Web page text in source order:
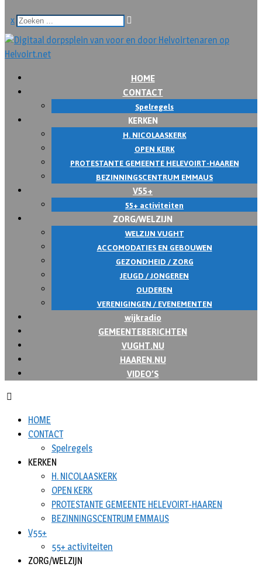
x
HOME
CONTACT
Spelregels
KERKEN
H. NICOLAASKERK
OPEN KERK
PROTESTANTE GEMEENTE HELEVOIRT-HAAREN
BEZINNINGSCENTRUM EMMAUS
V55+
55+ activiteiten
ZORG/WELZIJN
WELZIJN VUGHT
ACCOMODATIES EN GEBOUWEN
GEZONDHEID / ZORG
JEUGD / JONGEREN
OUDEREN
VERENIGINGEN / EVENEMENTEN
wijkradio
GEMEENTEBERICHTEN
VUGHT.NU
HAAREN.NU
VIDEO’S
HOME
CONTACT
Spelregels
KERKEN
H. NICOLAASKERK
OPEN KERK
PROTESTANTE GEMEENTE HELEVOIRT-HAAREN
BEZINNINGSCENTRUM EMMAUS
V55+
55+ activiteiten
ZORG/WELZIJN